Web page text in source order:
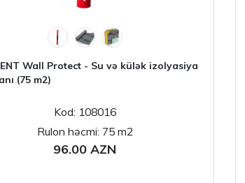
(75 m2)
Kod: 108016
Rulon həcmi: 75 m2
96.00 AZN